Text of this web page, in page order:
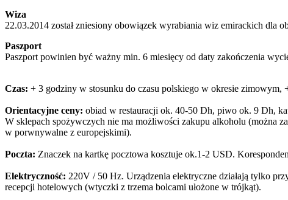
Wiza
22.03.2014 został zniesiony obowiązek wyrabiania wiz emirackich dla
Paszport
Paszport powinien być ważny min. 6 miesięcy od daty zakończenia
Czas: + 3 godziny w stosunku do czasu polskiego w okresie zimowym,
Orientacyjne ceny: obiad w restauracji ok. 40-50 Dh, piwo ok. 9 Dh,
W sklepach spożywczych nie ma możliwości zakupu alkoholu (można
w porwnywalne z europejskimi).
Poczta: Znaczek na kartkę pocztowa kosztuje ok.1-2 USD.
Elektryczność: 220V / 50 Hz. Urządzenia elektryczne działają tylko
recepcji hotelowych (wtyczki z trzema bolcami ułożone w trójkąt).